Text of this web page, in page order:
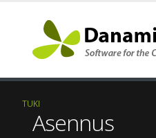
TUKI
Asennus